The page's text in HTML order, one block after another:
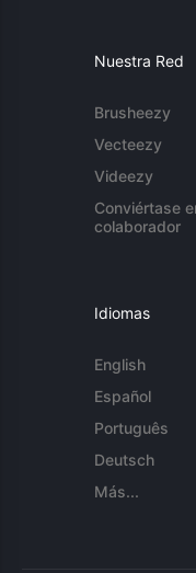
Nuestra Red
Brusheezy
Vecteezy
Videezy
Conviértase
colaborador
Idiomas
English
Español
Português
Deutsch
Más...